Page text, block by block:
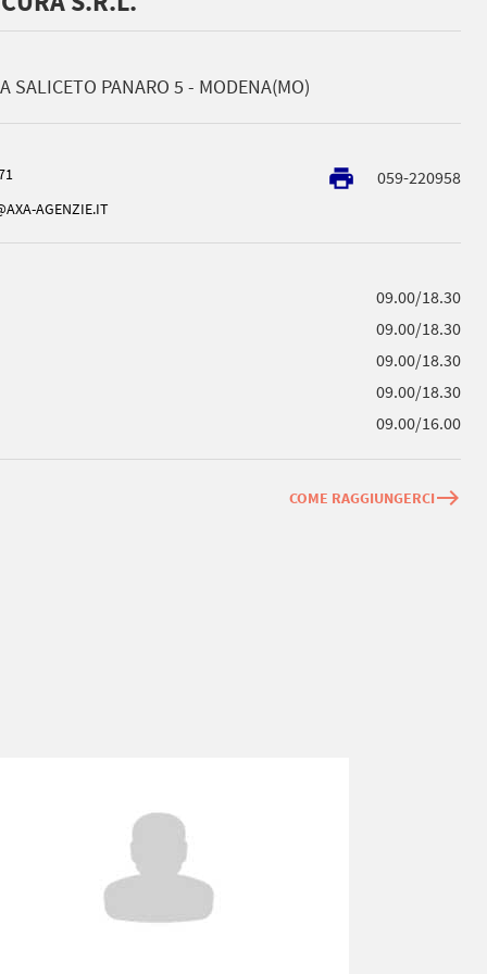
SALICETO PANARO 5 - MODENA(MO)
local_printshop 059-220958
AGENZIE.IT
09.00/18.30
09.00/18.30
09.00/18.30
09.00/18.30
09.00/16.00
COME RAGGIUNGERCIeast